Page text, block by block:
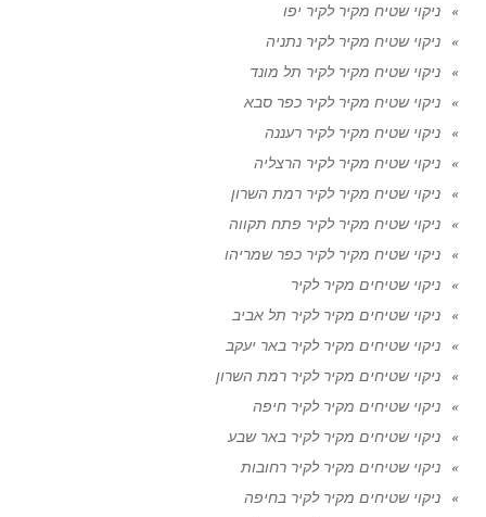
ניקוי שטיח מקיר לקיר יפו
ניקוי שטיח מקיר לקיר נתניה
ניקוי שטיח מקיר לקיר תל מונד
ניקוי שטיח מקיר לקיר כפר סבא
ניקוי שטיח מקיר לקיר רעננה
ניקוי שטיח מקיר לקיר הרצליה
ניקוי שטיח מקיר לקיר רמת השרון
ניקוי שטיח מקיר לקיר פתח תקווה
ניקוי שטיח מקיר לקיר כפר שמריהו
ניקוי שטיחים מקיר לקיר
ניקוי שטיחים מקיר לקיר תל אביב
ניקוי שטיחים מקיר לקיר באר יעקב
ניקוי שטיחים מקיר לקיר רמת השרון
ניקוי שטיחים מקיר לקיר חיפה
ניקוי שטיחים מקיר לקיר באר שבע
ניקוי שטיחים מקיר לקיר רחובות
ניקוי שטיחים מקיר לקיר בחיפה